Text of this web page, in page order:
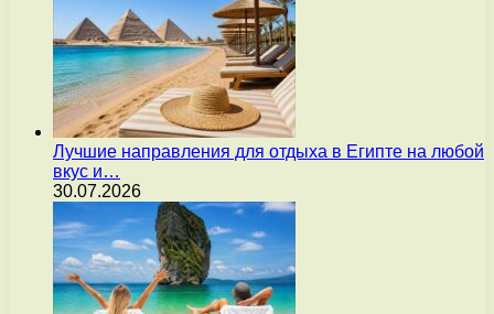
Лучшие направления для отдыха в Египте на любой
вкус и…
30.07.2026